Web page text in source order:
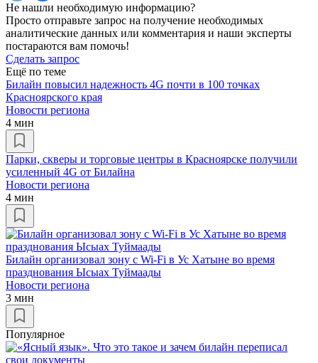
Не нашли необходимую информацию?
Просто отправьте запрос на получение необходимых
аналитические данных или комментария и наши эксперты
постараются вам помочь!
Сделать запрос
Ещё по теме
Билайн повысил надежность 4G почти в 100 точках
Красноярского края
Новости региона
4 мин
Парки, скверы и торговые центры в Красноярске получили
усиленный 4G от Билайна
Новости региона
4 мин
Билайн организовал зону с Wi-Fi в Ус Хатыне во время
празднования Ысыах Туймаады
Новости региона
3 мин
Популярное